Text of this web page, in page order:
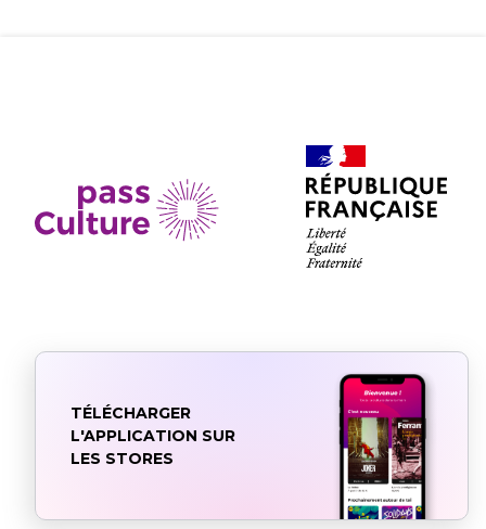
TÉLÉCHARGER
L'APPLICATION SUR
LES STORES